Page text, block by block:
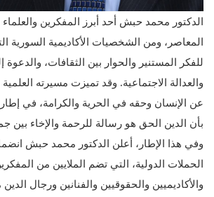
الدكتور محمد حبش أحد أبرز المفكرين
المعاصر، ومن الشخصيات الأكاديمية السورية
للفكر المستنير والحوار بين الثقافات،
والعدالة الاجتماعية. وقد تميزت مسيرته العلمية
عن الإنسان وحقه في الحرية والكرامة، في
بأن الدين الحق هو رسالة للرحمة والإخاء بين
وفي هذا الإطار، أعلن الدكتور محمد حبش
الحملات الدولية، التي تضم الملايين من
والأكاديميين والحقوقيين والفنانين ورجال